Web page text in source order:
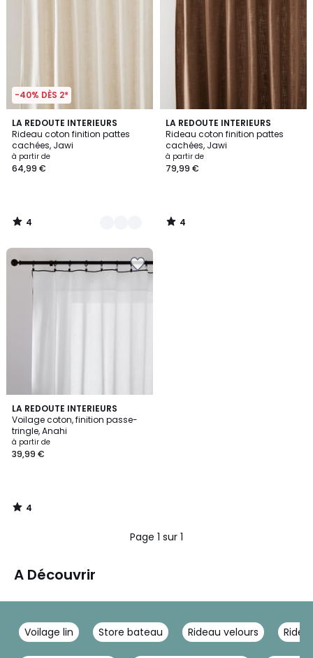
-40% DÈS 2*
LA REDOUTE INTERIEURS
Rideau coton finition pattes
cachées, Jawi
à partir de
64,99 €
4
/
5
2
Couleurs
4
/
LA REDOUTE INTERIEURS
Rideau coton finition pattes
cachées, Jawi
à partir de
79,99 €
4
/
5
4
/
LA REDOUTE INTERIEURS
Voilage coton, finition passe-
tringle, Anahi
à partir de
39,99 €
4
/
5
4
/
Page 1 sur 1
A Découvrir
Voilage lin Store bateau Rideau velours